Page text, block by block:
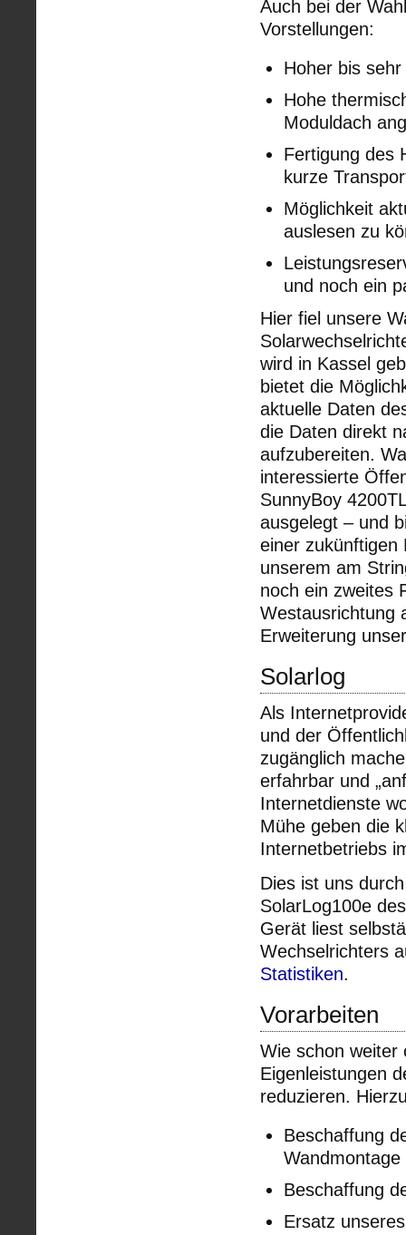
Auch bei der
Vorstellungen:
Hoher bis
Hohe
Moduldach
Fertigung des
kurze
Möglichkeit
auslesen zu
und noch ein
Hier fiel unsere
wird in Kassel
bietet die
aktuelle Daten
die Daten direkt
aufzubereiten.
interessierte
SunnyBoy
ausgelegt – und
einer zukünftigen
unserem am
noch ein zweites
Westausrichtung
Erweiterung
Solarlog
Als
und der
zugänglich
erfahrbar und
Internetdienste
Mühe geben die
Internetbetriebs
Dies ist uns
SolarLog100e
Gerät liest
Wechselrichters
Statistiken.
Vorarbeiten
Wie schon weiter
Eigenleistungen
reduzieren.
Beschaffung
Beschaffung
Ersatz